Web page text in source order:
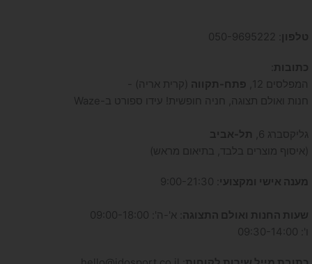
טלפון
כתובות
המפלסים 12,
פתח-תקווה (קרית אריה) -
חנות ואולם תצוגה, חניה חופשית! עידו ספורט ב-Waze
גליקסברג 6,
תל-אביב
(איסוף מוצרים בלבד, בתיאום מראש)
מענה אישי ומקצועי
שעות החנות ואולם התצוגה : א'-ה': 09:00-18:00